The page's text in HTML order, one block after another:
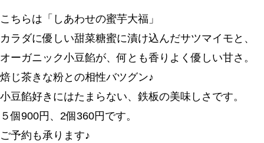
こちらは「しあわせの蜜芋大福」
カラダに優しい甜菜糖蜜に漬け込んだサツマイモと、
オーガニック小豆餡が、何とも香りよく優しい甘さ。
焙じ茶きな粉との相性バツグン♪
小豆餡好きにはたまらない、鉄板の美味しさです。
５個900円、2個360円です。
ご予約も承ります♪